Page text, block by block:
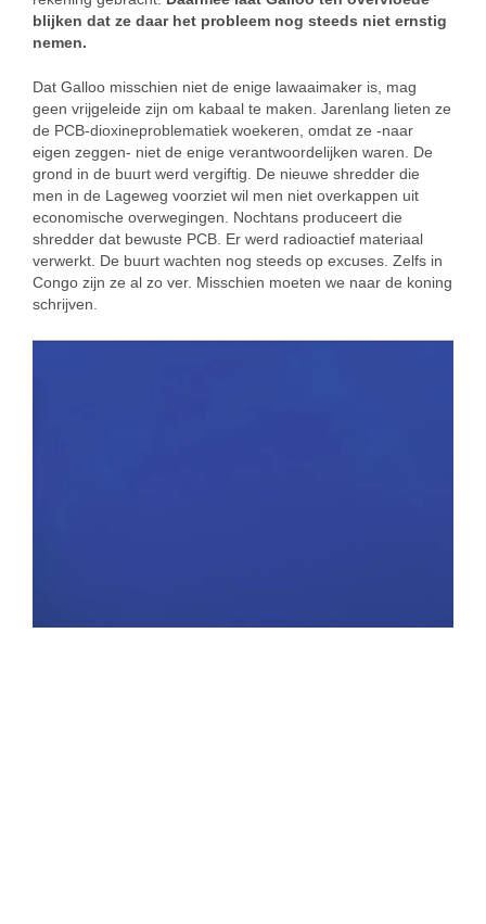
blijken dat ze daar het probleem nog steeds niet ernstig
nemen.
Dat Galloo misschien niet de enige lawaaimaker is, mag
geen vrijgeleide zijn om kabaal te maken. Jarenlang lieten ze
de PCB-dioxineproblematiek woekeren, omdat ze -naar
eigen zeggen- niet de enige verantwoordelijken waren. De
grond in de buurt werd vergiftig. De nieuwe shredder die
men in de Lageweg voorziet wil men niet overkappen uit
economische overwegingen. Nochtans produceert die
shredder dat bewuste PCB. Er werd radioactief materiaal
verwerkt. De buurt wachten nog steeds op excuses. Zelfs in
Congo zijn ze al zo ver. Misschien moeten we naar de koning
schrijven.